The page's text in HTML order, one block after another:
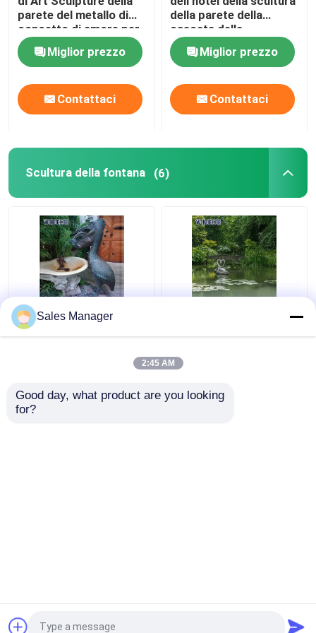
parete del metallo di
concetto di amore per
la decorazione di
InterorMiglior prezzo
Contattaci
della parete della
cascata della
lucidatura
Miglior prezzo
Contattaci
Scultura della fontana (6)
Decorazione animale
bronzea del pellicano
scultura all'aperto della
Metal Water Fountain
cinese.Copyright © 2025 Beijing Wonders
Sales Manager
2:45 AM
Good day, what product are you looking
for?